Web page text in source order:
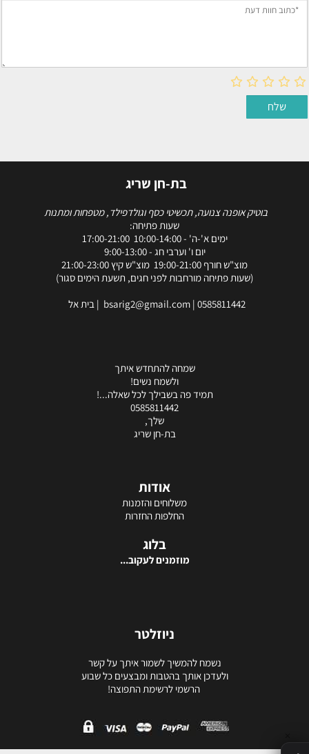
בת-חן שריג
בוטיק אופנה צנועה, תכשיטי כסף וגולדפילד, מטפחות ומתנות
שעות פתיחה:
ימים א'-ה' - 10:00-14:00 17:00-21:00
יום ו' וערבי חג - 9:00-13:00
מוצ"ש חורף 19:00-21:00 מוצ"ש קיץ 21:00-23:00
(שעות פתיחה מורחבות לפני חגים, תשעת הימים סגור)
bsarig2@gmail.com | 0585811442 | בית אל
שמחה להתחדש איתך
ולשמח נשים!
תמיד פה בשבילך לכל שאלה...!
0585811442
שלך,
בת-חן שריג
אודות
משלוחים והזמנות
החלפות החזרות
בלוג
מוזמנים לעקוב...
ניוזלטר
נשמח להמשיך לשמור איתך על קשר
ולעדכן אותך בהטבות ומבצעים כל שבוע
הרשמי לרשימת התפוצה!